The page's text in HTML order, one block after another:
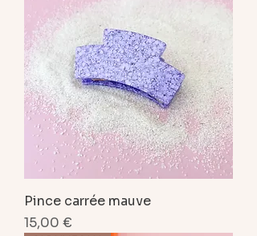
Pince carrée mauve
Prix
15,00 €